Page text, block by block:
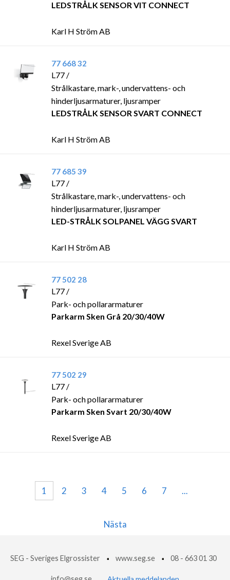
LEDSTRÅLK SENSOR VIT CONNECT
Karl H Ström AB
77 668 32
L77 /
Strålkastare, mark-, undervattens- och
hinderljusarmaturer, ljusramper
LEDSTRÅLK SENSOR SVART CONNECT
Karl H Ström AB
77 685 39
L77 /
Strålkastare, mark-, undervattens- och
hinderljusarmaturer, ljusramper
LED-STRÅLK SOLPANEL VÄGG SVART
Karl H Ström AB
77 502 28
L77 /
Park- och pollararmaturer
Parkarm Sken Grå 20/30/40W
Rexel Sverige AB
77 502 29
L77 /
Park- och pollararmaturer
Parkarm Sken Svart 20/30/40W
Rexel Sverige AB
1 2 3 4 5 6 7 ...
Nästa
SEG - Sveriges Elgrossister www.seg.se 08 - 663 01 30